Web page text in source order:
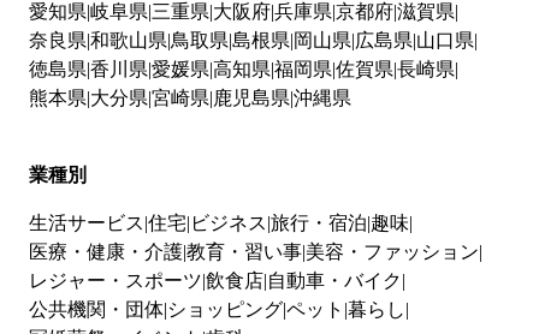
愛知県 岐阜県 三重県 大阪府兵庫県 京都府滋賀県
奈良県 和歌山県 鳥取県 島根県 岡山県 広島県 山口県
徳島県 香川県 愛媛県 高知県 福岡県 佐賀県 長崎県
熊本県 大分県 宮崎県 鹿児島県 沖縄県
業種別
生活サービス 住宅 ビジネス 旅行・宿泊 趣味
医療・健康・介護教育・習い事 美容・ファッション
レジャー・スポーツ 飲食店 自動車・バイク
公共機関・団体 ショッピングペット 暮らし